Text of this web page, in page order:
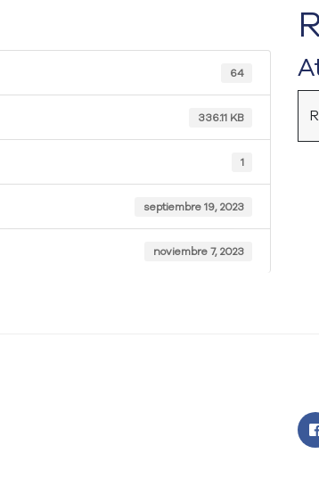
64
336.11 KB
1
septiembre 19, 2023
noviembre 7, 2023